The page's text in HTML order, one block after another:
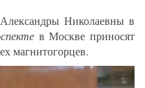
Николаевны в
в Москве приносят
магнитогорцев.